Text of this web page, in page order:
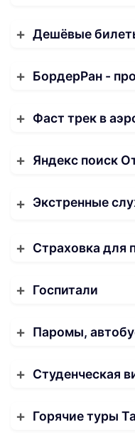
Дешёвые
БордерРан -
Фаст трек в
Яндекс поиск
Экстренные
Страховка для
Госпитали
Паромы,
Студенческая
Горячие туры